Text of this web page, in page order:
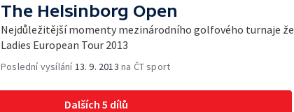
The Helsinborg Open
Nejdůležitější momenty mezinárodního golfového turnaje
Ladies European Tour 2013
Poslední vysílání 13. 9. 2013 na ČT sport
Dalších 5 dílů